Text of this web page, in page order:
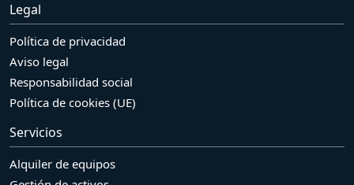
Legal
Política de privacidad
Aviso legal
Responsabilidad social
Política de cookies (UE)
Servicios
Alquiler de equipos